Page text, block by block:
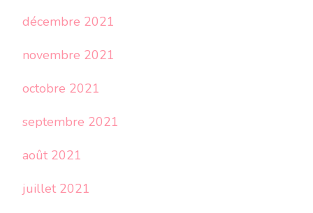
décembre 2021
novembre 2021
octobre 2021
septembre 2021
août 2021
juillet 2021